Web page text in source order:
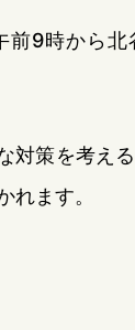
9時から北
策を考え
ます。